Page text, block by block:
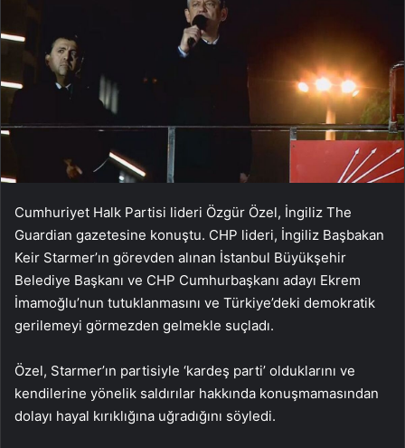
Cumhuriyet Halk Partisi lideri Özgür Özel, İngiliz The
Guardian gazetesine konuştu. CHP lideri, İngiliz Başbakan
Keir Starmer’ın görevden alınan İstanbul Büyükşehir
Belediye Başkanı ve CHP Cumhurbaşkanı adayı Ekrem
İmamoğlu’nun tutuklanmasını ve Türkiye’deki demokratik
gerilemeyi görmezden gelmekle suçladı.
Özel, Starmer’ın partisiyle ‘kardeş parti’ olduklarını ve
kendilerine yönelik saldırılar hakkında konuşmamasından
dolayı hayal kırıklığına uğradığını söyledi.